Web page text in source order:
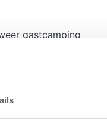
gastcamping